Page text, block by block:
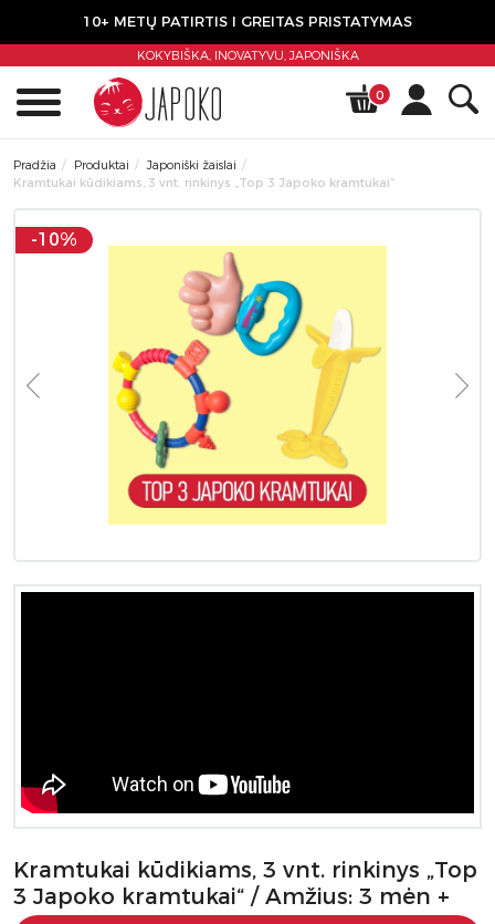
10+ METŲ PATIRTIS I GREITAS PRISTATYMAS
KOKYBIŠKA, INOVATYVU,JAPONIŠKA
0
Pradžia Produktai
Japoniški žaislai
Kramtukai kūdikiams, 3 vnt. rinkinys „Top 3 Japoko kramtukai“
-10%
Kramtukai kūdikiams, 3 vnt. rinkinys „Top
3 Japoko kramtukai“ / Amžius: 3 mėn +